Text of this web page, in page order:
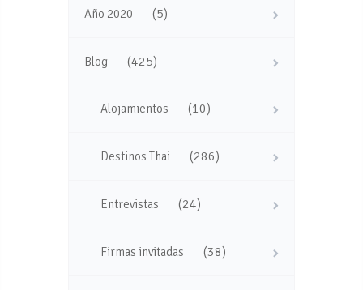
Año 2020 (5)
Blog (425)
Alojamientos (10)
Destinos Thai (286)
Entrevistas (24)
Firmas invitadas (38)